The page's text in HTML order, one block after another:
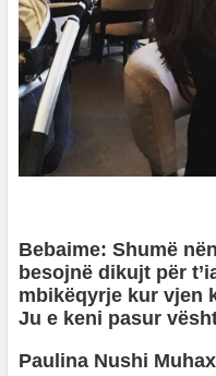
Bebaime: Shumë
besojnë dikujt për
mbikëqyrje kur vjen
Ju e keni pasur
Paulina Nushi